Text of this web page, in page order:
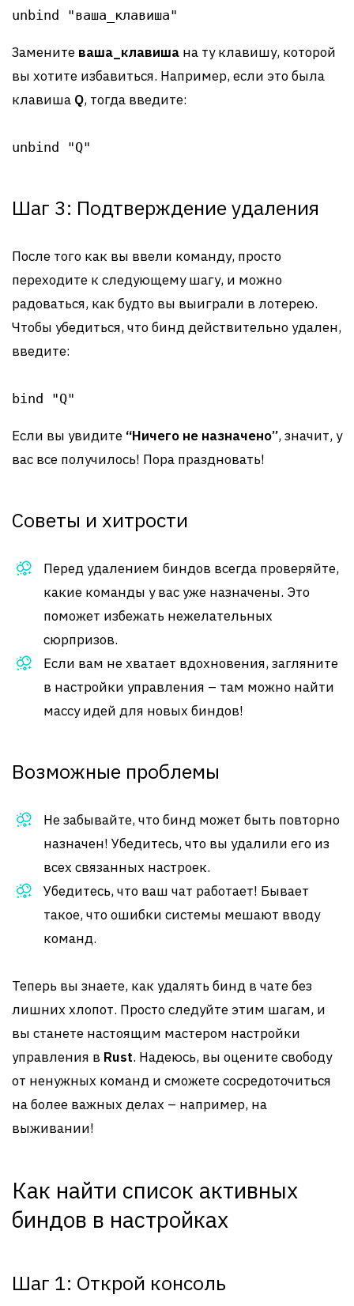
unbind "ваша_клавиша"
Замените ваша_клавиша на ту клавишу, которой
вы хотите избавиться. Например, если это была
клавиша Q, тогда введите:
unbind "Q"
Шаг 3: Подтверждение удаления
После того как вы ввели команду, просто
переходите к следующему шагу, и можно
радоваться, как будто вы выиграли в лотерею.
Чтобы убедиться, что бинд действительно удален,
введите:
bind "Q"
Если вы увидите “Ничего не назначено”, значит, у
вас все получилось! Пора праздновать!
Советы и хитрости
Перед удалением биндов всегда проверяйте,
какие команды у вас уже назначены. Это
поможет избежать нежелательных
сюрпризов.
Если вам не хватает вдохновения, загляните
в настройки управления – там можно найти
массу идей для новых биндов!
Возможные проблемы
Не забывайте, что бинд может быть повторно
назначен! Убедитесь, что вы удалили его из
всех связанных настроек.
Убедитесь, что ваш чат работает! Бывает
такое, что ошибки системы мешают вводу
команд.
Теперь вы знаете, как удалять бинд в чате без
лишних хлопот. Просто следуйте этим шагам, и
вы станете настоящим мастером настройки
управления в Rust. Надеюсь, вы оцените свободу
от ненужных команд и сможете сосредоточиться
на более важных делах – например, на
выживании!
Как найти список активных
биндов в настройках
Шаг 1: Открой консоль